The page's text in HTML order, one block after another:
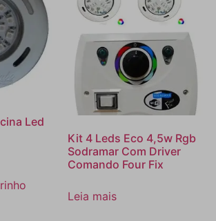
Led
Kit 4 Leds Eco 4,5w Rgb
Sodramar Com Driver
Comando Four Fix
Leia mais